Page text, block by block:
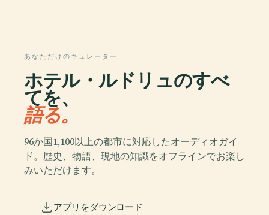
あなただけのキュレーター
ホテル・ルドリュのすべ
てを、
語る。
96か国1,100以上の都市に対応したオーディオガイ
ド。歴史、物語、現地の知識をオフラインでお楽し
みいただけます。
アプリをダウンロード